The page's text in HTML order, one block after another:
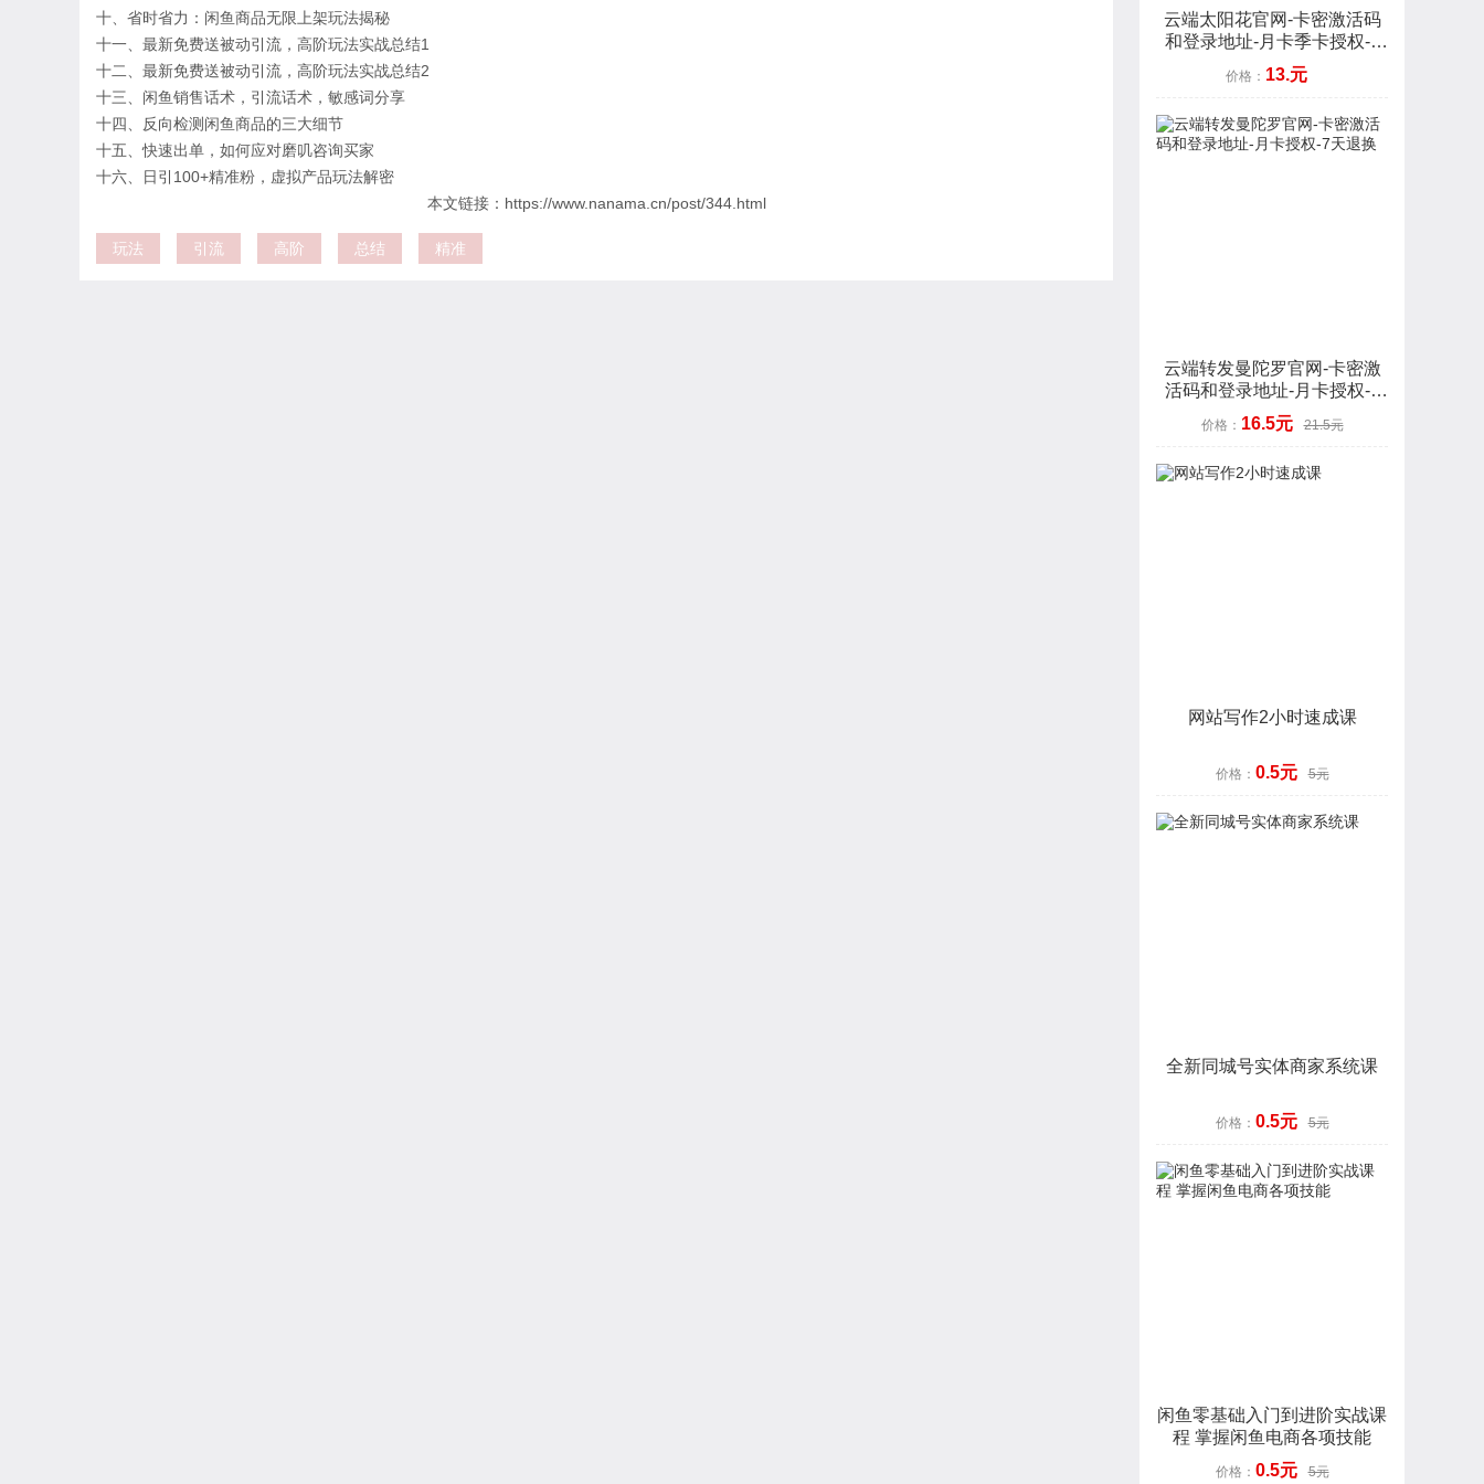
十、省时省力：闲鱼商品无限上架玩法揭秘
十一、最新免费送被动引流，高阶玩法实战总结1
十二、最新免费送被动引流，高阶玩法实战总结2
十三、闲鱼销售话术，引流话术，敏感词分享
十四、反向检测闲鱼商品的三大细节
十五、快速出单，如何应对磨叽咨询买家
十六、日引100+精准粉，虚拟产品玩法解密
本文链接：https://www.nanama.cn/post/344.html
玩法 引流 高阶 总结 精准
云端太阳花官网-卡密激活码
和登录地址-月卡季卡授权-7
天退换
价格： 13.元
云端转发曼陀罗官网-卡密激
活码和登录地址-月卡授权-7
天退换
价格： 16.5元 21.5元
网站写作2小时速成课
价格： 0.5元 5元
全新同城号实体商家系统课
价格： 0.5元 5元
闲鱼零基础入门到进阶实战课
程 掌握闲鱼电商各项技能
价格： 0.5元 5元